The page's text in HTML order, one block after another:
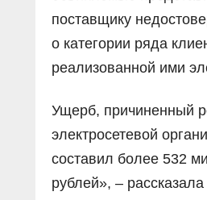
поставщику
о категории ряда
реализованной ими
Ущерб, причиненный
электросетевой
составил более 532
рублей», –